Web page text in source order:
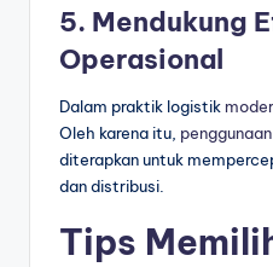
5. Mendukung
Operasional
Dalam praktik logistik
Oleh karena itu, penggunaan
diterapkan untuk
dan distribusi.
Tips